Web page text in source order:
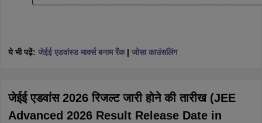
ये भी पढ़ें: जेईई एडवांस्ड मार्क्स बनाम रैंक| जोसा काउंसलिंग
जेईई एडवांस 2026 रिजल्ट जारी होने की तारीख (JEE
Advanced 2026 Result Release Date in